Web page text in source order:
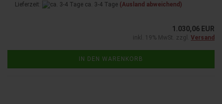
Lieferzeit:
ca. 3-4 Tage (Ausland abweichend)
1.030,06 EUR
inkl. 19% MwSt. zzgl. Versand
IN DEN WARENKORB